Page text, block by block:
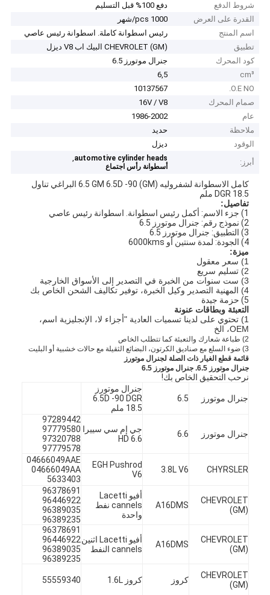
شروط الدفع
دفع 100% قبل التسليم
القدرة على العرض
1000 pcs/شهر
اسم المنتج
رئيس اسطوانة كاملة. اسطوانة رئيس عاصي
تطبيق
CHEVROLET (GM) البيك اب V8 ديزل
كود المحرك
جنرال موتورز 6.5
cm³
6,5
O.E NO.
10137567
صمام المحرك
16V / V8
عام
1986-2002
ملاحظة
حديد
الوقود
ديزل
أبرز:
automotive cylinder heads
,
أسطوانة رأس اجتماع
كامل الاسطوانة لشفروليه (GM) 6.5 GM 6.5D -90 البراغي تناول
DGR 18.5 ملم
تفاصيل:
1) جزء الاسم: أكمل رئيس اسطوانة. اسطوانة رئيس عاصي
2) نموذج رقم: جنرال موتورز 6.5
3) التطبيق: جنرال موتورز 6.5
4) الجودة: لمدة سنتين أو 6000kms
ميزة:
1) سعر معقول
2) تسليم سريع
3) ست سنوات من الخبرة في التصدير إلى الأسواق الخارجية
4) المهنية التصدير وكيل الخبرة، توفير تكاليف الشحن الخاص بك
5) حزمة جيدة
التعبئة وبطاقات عنونة
1) تحتوي على لدينا تسميات العادية "أجزاء لا، الإنجليزية اسم،
OEM، الخ
2) طباعة شعارك والتعبئة كما تتطلب الخاص
3) ضوء السلع مع صناديق الكرتون، البضائع الثقيلة مع حالات خشبية أو البليت
قائمة قطع الغيار ذات الصلة لجنرال موتورز
جنرال موتورز 6.5.
جنرال موتورز 6.5
نرحب التحقيق الخاص بك!
جنرال موتورز 6.5
جنرال موتورز
6.5D -90 DGR
18.5 ملم
جنرال موتورز 6.6
جي إم سي سييرا
HD 6.6
97289442
97779580
97320788
97779578
CHYRSLER
3.8L V6
EGH Pushrod
V6
04666049AAE
04666049AA
5633403
CHEVROLET
(GM)
A16DMS
أفيو Lacetti
cannels نفط
واحدة
96378691
96446922
96389035
96389235
CHEVROLET
(GM)
A16DMS
أفيو Lacetti اثنين
cannels النفط
96378691
96446922
96389035
96389235
CHEVROLET
(GM)
كروز كروز 1.6L 55559340